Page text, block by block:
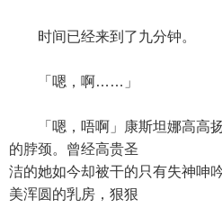
时间已经来到了九分钟。
「嗯，啊……」
「嗯，唔啊」康斯坦娜高高扬
的脖颈。曾经高贵圣
洁的她如今却被干的只有失神呻
美浑圆的乳房，狠狠